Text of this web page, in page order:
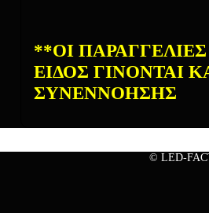
**ΟΙ
ΕΙΔΟΣ ΓΙΝΟΝΤΑΙ
ΣΥΝΕΝΝΟΗΣΗΣ
© LED-